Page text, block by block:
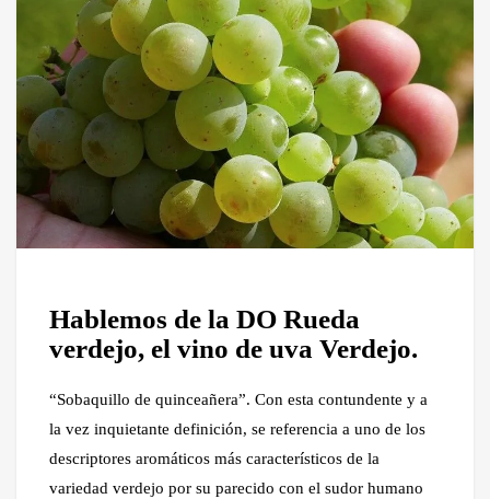
Hablemos de la DO Rueda
verdejo, el vino de uva Verdejo.
“Sobaquillo de quinceañera”. Con esta contundente y a
la vez inquietante definición, se referencia a uno de los
descriptores aromáticos más característicos de la
variedad verdejo por su parecido con el sudor humano